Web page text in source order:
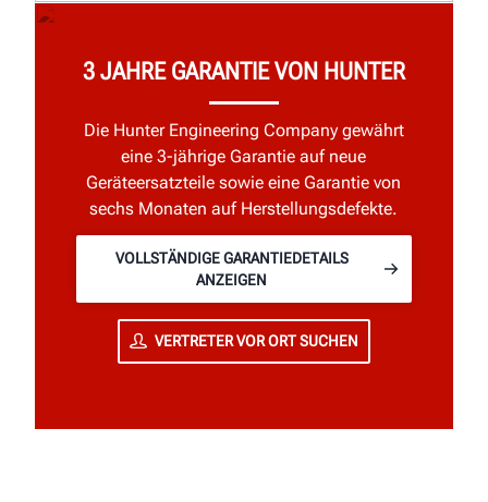
3 JAHRE GARANTIE VON HUNTER
Die Hunter Engineering Company gewährt
eine 3-jährige Garantie auf neue
Geräteersatzteile sowie eine Garantie von
sechs Monaten auf Herstellungsdefekte.
VOLLSTÄNDIGE GARANTIEDETAILS
ANZEIGEN
VERTRETER VOR ORT SUCHEN